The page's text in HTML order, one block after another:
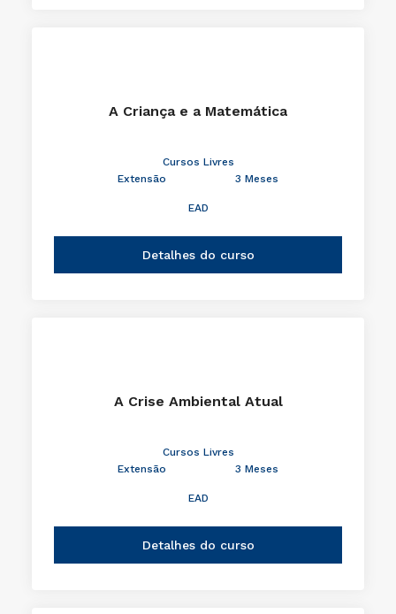
A Criança e a Matemática
Cursos Livres
Extensão
3 Meses
EAD
Detalhes do curso
A Crise Ambiental Atual
Cursos Livres
Extensão
3 Meses
EAD
Detalhes do curso